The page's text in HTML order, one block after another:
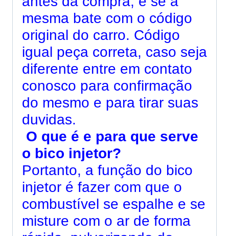
mesma bate com o código
original do carro. Código
igual peça correta, caso seja
diferente entre em contato
conosco para confirmação
do mesmo e para tirar suas
duvidas.
O que é e para que serve
o bico injetor?
Portanto, a função do bico
injetor é fazer com que o
combustível se espalhe e se
misture com o ar de forma